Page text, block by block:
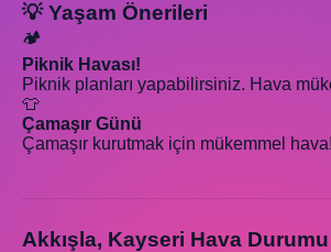
💡 Yaşam Önerileri
🏕️
Piknik Havası!
Piknik planları yapabilirsiniz. Hava
👕
Çamaşır Günü
Çamaşır kurutmak için mükemmel hava!
Akkışla, Kayseri Hava Durumu